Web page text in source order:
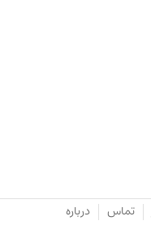
تماس درباره